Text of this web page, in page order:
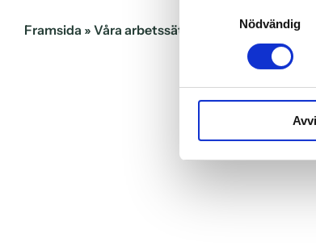
Nödvändig
Framsida » Våra arbetssätt En lugnare